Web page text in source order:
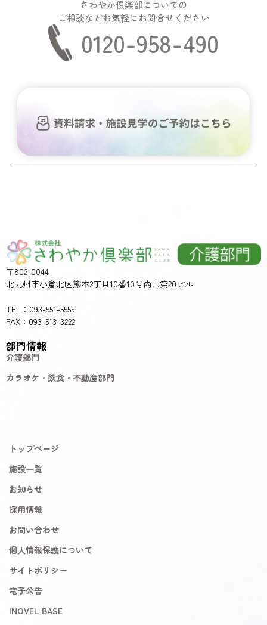
さわやか倶楽部についての
ご相談などお気軽にお問合せください
0120-958-490
〒802-0044
北九州市小倉北区熊本2丁目10番10号内山第20ビル
TEL：093-551-5555
FAX：093-513-3222
部門情報
介護部門
カラオケ・飲食・不動産部門
トップページ
施設一覧
お知らせ
採用情報
お問い合わせ
個人情報保護について
サイトポリシー
電子公告
INOVEL BASE